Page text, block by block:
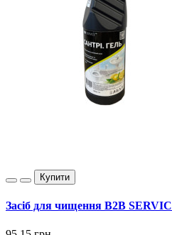
Купити
Засіб для чищення B2B